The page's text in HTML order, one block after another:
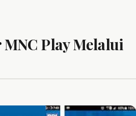
MNC Play Melalui